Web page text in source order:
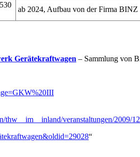
ab 2024, Aufbau von der Firma BINZ
Gerätekraftwagen – Sammlung von
thw__im__inland/veranstaltungen/2009/
“